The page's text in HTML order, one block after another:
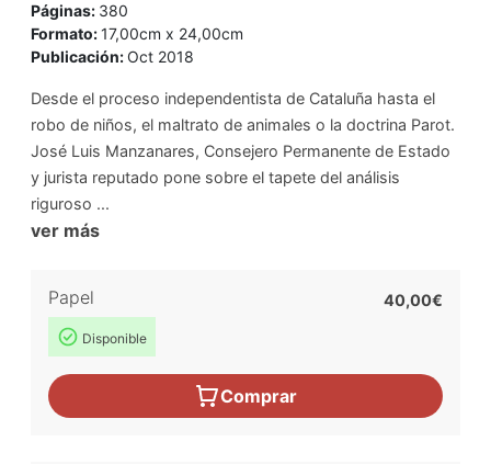
Páginas: 380
Formato:17,00cm x 24,00cm
Publicación:Oct 2018
Desde el proceso independentista de Cataluña hasta el
robo de niños, el maltrato de animales o la doctrina Parot.
José Luis Manzanares, Consejero Permanente de Estado
y jurista reputado pone sobre el tapete del análisis
riguroso ...
ver más
Papel
Disponible
40,00€
Comprar